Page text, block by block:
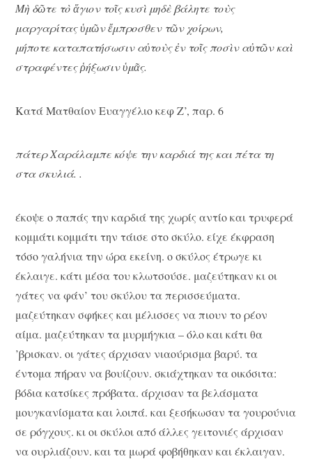
Μὴ δῶτε τὸ ἅγιον τοῖς κυσὶ μηδὲ βάλητε τοὺς
μαργαρίτας ὑμῶν ἔμπροσθεν τῶν χοίρων,
μήποτε καταπατήσωσιν αὐτοὺς ἐν τοῖς ποσὶν αὐτῶν καὶ
στραφέντες ῥήξωσιν ὑμᾶς.
Κατά Ματθαίον Ευαγγέλιο κεφ Ζ’, παρ. 6
πάτερ Χαράλαμπε κόψε την καρδιά της και πέτα τη
στα σκυλιά. .
έκοψε ο παπάς την καρδιά της χωρίς αντίο και τρυφερά
κομμάτι κομμάτι την τάισε στο σκύλο. είχε έκφραση
τόσο γαλήνια την ώρα εκείνη. ο σκύλος έτρωγε κι
έκλαιγε. κάτι μέσα του κλωτσούσε. μαζεύτηκαν κι οι
γάτες να φάν’ του σκύλου τα περισσεύματα.
μαζεύτηκαν σφήκες και μέλισσες να πιουν το ρέον
αίμα. μαζεύτηκαν τα μυρμήγκια – όλο και κάτι θα
’βρισκαν. οι γάτες άρχισαν νιαούρισμα βαρύ. τα
έντομα πήραν να βουίζουν. σκιάχτηκαν τα οικόσιτα:
βόδια κατσίκες πρόβατα. άρχισαν τα βελάσματα
μουγκανίσματα και λοιπά. και ξεσήκωσαν τα γουρούνια
σε ρόγχους. κι οι σκύλοι από άλλες γειτονιές άρχισαν
να ουρλιάζουν. και τα μωρά φοβήθηκαν και έκλαιγαν.